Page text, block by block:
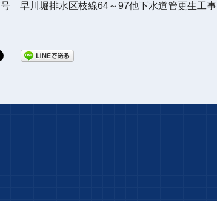
早川堀排水区枝線64～97他下水道管更生工事